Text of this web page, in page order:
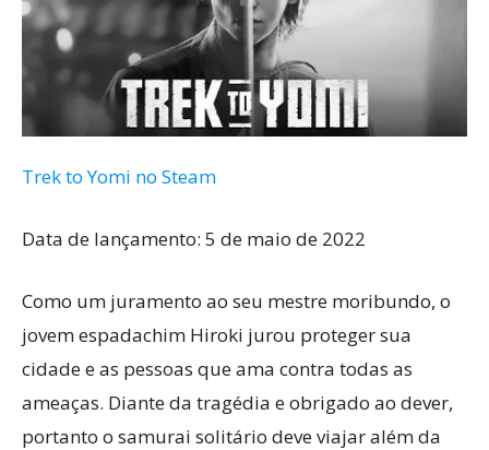
Trek to Yomi no Steam
Data de lançamento: 5 de maio de 2022
Como um juramento ao seu mestre moribundo, o
jovem espadachim Hiroki jurou proteger sua
cidade e as pessoas que ama contra todas as
ameaças. Diante da tragédia e obrigado ao dever,
portanto o samurai solitário deve viajar além da